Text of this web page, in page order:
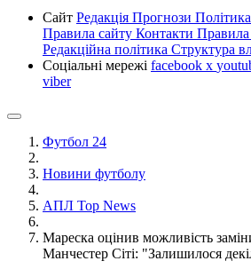
Сайт Редакція Прогнози
Правила сайту Контакти Правила
Редакційна політика Структура
Соціальні мережі facebook x
viber
Футбол 24
Новини футболу
АПЛ Top News
Мареска оцінив можливість
Манчестер Сіті: "Залишилося